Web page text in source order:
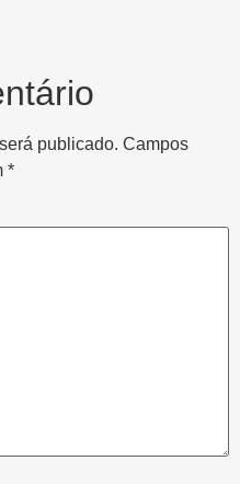
publicado. Campos
*